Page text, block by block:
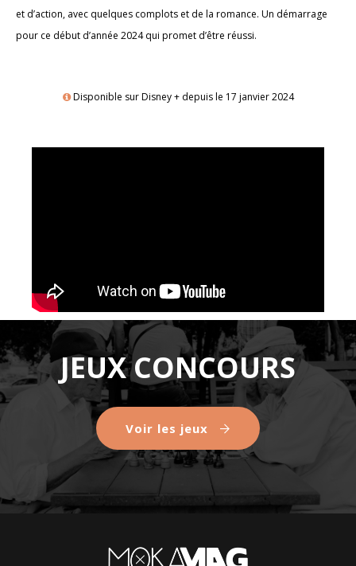
et d’action, avec quelques complots et de la romance. Un démarrage
pour ce début d’année 2024 qui promet d’être réussi.
Disponible sur Disney + depuis le 17 janvier 2024
JEUX CONCOURS
Voir les jeux